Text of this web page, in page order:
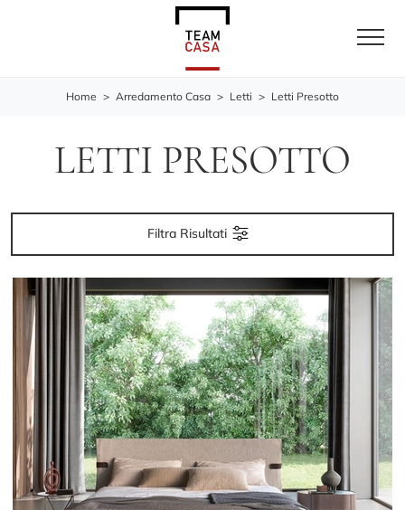
Home > Arredamento Casa > Letti > Letti Presotto
LETTI PRESOTTO
Filtra Risultati